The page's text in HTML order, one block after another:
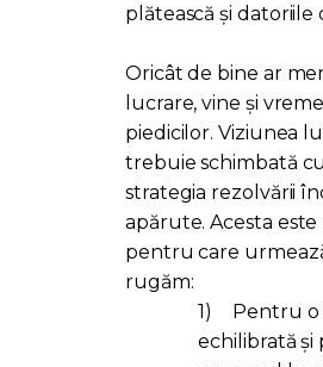
plătească și datoriile
Oricât de bine ar
lucrare, vine și
piedicilor. Viziunea
trebuie schimbată cu
strategia rezolvării
apărute. Acesta este
pentru care
rugăm:
1)
Pentru o
echilibrată și